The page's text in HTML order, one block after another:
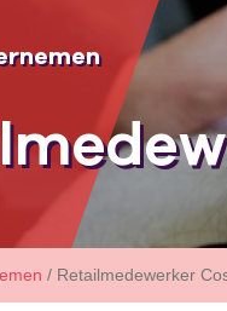
/ Retailmedewerker